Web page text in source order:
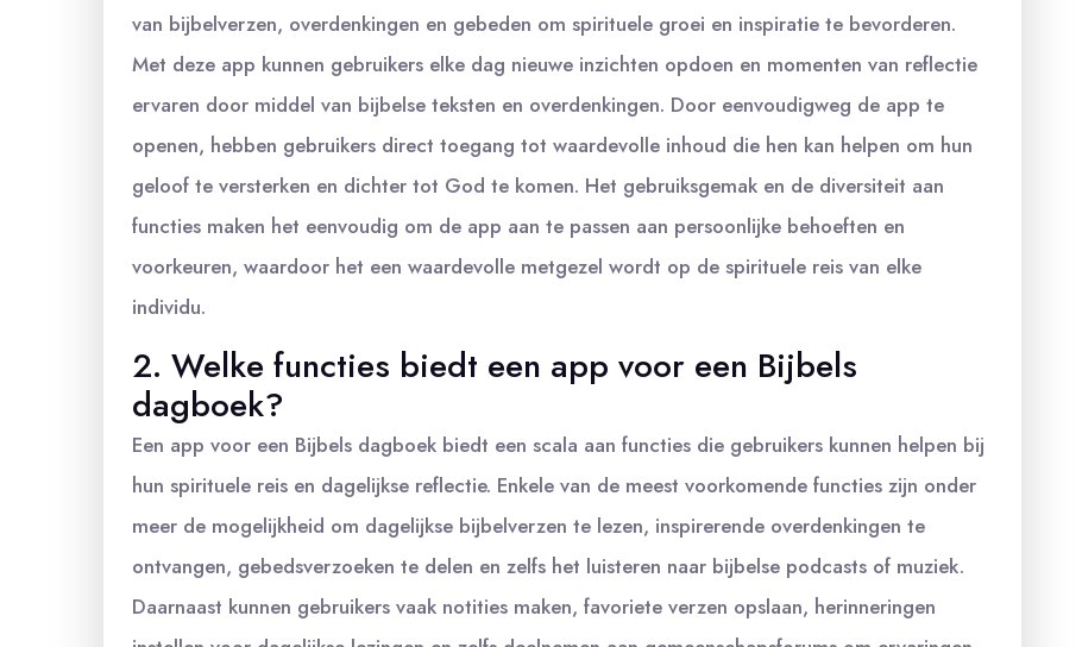
van bijbelverzen, overdenkingen en gebeden om spirituele groei en inspiratie te bevorderen.
Met deze app kunnen gebruikers elke dag nieuwe inzichten opdoen en momenten van reflectie
ervaren door middel van bijbelse teksten en overdenkingen. Door eenvoudigweg de app te
openen, hebben gebruikers direct toegang tot waardevolle inhoud die hen kan helpen om hun
geloof te versterken en dichter tot God te komen. Het gebruiksgemak en de diversiteit aan
functies maken het eenvoudig om de app aan te passen aan persoonlijke behoeften en
voorkeuren, waardoor het een waardevolle metgezel wordt op de spirituele reis van elke
individu.
2. Welke functies biedt een app voor een Bijbels
dagboek?
Een app voor een Bijbels dagboek biedt een scala aan functies die gebruikers kunnen helpen bij
hun spirituele reis en dagelijkse reflectie. Enkele van de meest voorkomende functies zijn onder
meer de mogelijkheid om dagelijkse bijbelverzen te lezen, inspirerende overdenkingen te
ontvangen, gebedsverzoeken te delen en zelfs het luisteren naar bijbelse podcasts of muziek.
Daarnaast kunnen gebruikers vaak notities maken, favoriete verzen opslaan, herinneringen